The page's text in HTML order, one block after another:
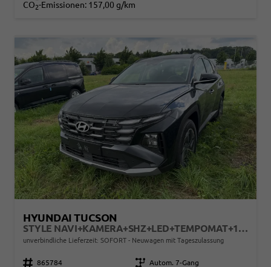
CO2-Emissionen: 157,00 g/km
HYUNDAI TUCSON
STYLE NAVI+KAMERA+SHZ+LED+TEMPOMAT+17" ALU+PDC
unverbindliche Lieferzeit: SOFORT Neuwagen mit Tageszulassung
Fahrzeugnr. 865784 Getriebe Autom. 7-Gang